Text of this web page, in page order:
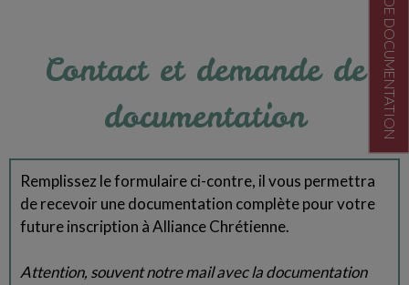
Contact et demande de
documentation
Remplissez le formulaire ci-contre, il vous permettra
de recevoir une documentation complète pour votre
future inscription à Alliance Chrétienne.
Attention, souvent notre mail avec la documentation